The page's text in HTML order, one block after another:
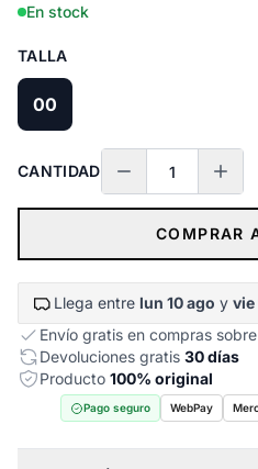
En stock
TALLA
00
CANTIDAD
COMPRAR
Llega entre lun 10 ago y vie
Envío gratis en compras sobre
Devoluciones gratis 30 días
Producto 100% original
Pago seguro WebPay